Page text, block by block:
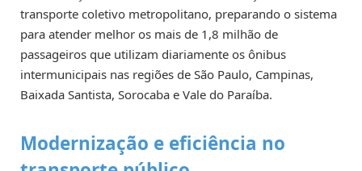
transporte coletivo metropolitano, preparando o sistema
para atender melhor os mais de 1,8 milhão de
passageiros que utilizam diariamente os ônibus
intermunicipais nas regiões de São Paulo, Campinas,
Baixada Santista, Sorocaba e Vale do Paraíba.
Modernização e eficiência no